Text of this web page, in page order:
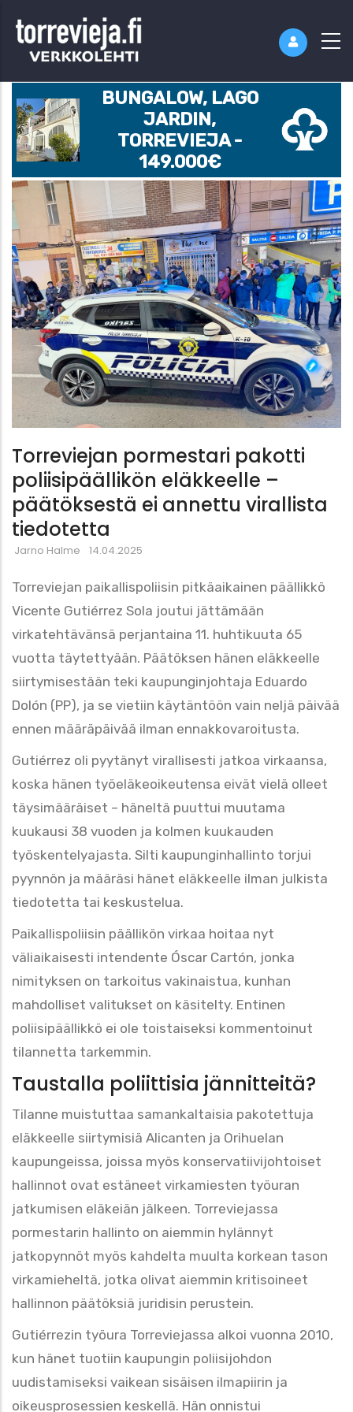
BUNGALOW, LAGO
JARDIN,
TORREVIEJA -
149.000€
Torreviejan pormestari pakotti
poliisipäällikön eläkkeelle –
päätöksestä ei annettu virallista
tiedotetta
Jarno Halme 14.04.2025
Torreviejan paikallispoliisin pitkäaikainen päällikkö
Vicente Gutiérrez Sola joutui jättämään
virkatehtävänsä perjantaina 11. huhtikuuta 65
vuotta täytettyään. Päätöksen hänen eläkkeelle
siirtymisestään teki kaupunginjohtaja Eduardo
Dolón (PP), ja se vietiin käytäntöön vain neljä päivää
ennen määräpäivää ilman ennakkovaroitusta.
Gutiérrez oli pyytänyt virallisesti jatkoa virkaansa,
koska hänen työeläkeoikeutensa eivät vielä olleet
täysimääräiset – häneltä puuttui muutama
kuukausi 38 vuoden ja kolmen kuukauden
työskentelyajasta. Silti kaupunginhallinto torjui
pyynnön ja määräsi hänet eläkkeelle ilman julkista
tiedotetta tai keskustelua.
Paikallispoliisin päällikön virkaa hoitaa nyt
väliaikaisesti intendente Óscar Cartón, jonka
nimityksen on tarkoitus vakinaistua, kunhan
mahdolliset valitukset on käsitelty. Entinen
poliisipäällikkö ei ole toistaiseksi kommentoinut
tilannetta tarkemmin.
Taustalla poliittisia jännitteitä?
Tilanne muistuttaa samankaltaisia pakotettuja
eläkkeelle siirtymisiä Alicanten ja Orihuelan
kaupungeissa, joissa myös konservatiivijohtoiset
hallinnot ovat estäneet virkamiesten työuran
jatkumisen eläkeiän jälkeen. Torreviejassa
pormestarin hallinto on aiemmin hylännyt
jatkopynnöt myös kahdelta muulta korkean tason
virkamieheltä, jotka olivat aiemmin kritisoineet
hallinnon päätöksiä juridisin perustein.
Gutiérrezin työura Torreviejassa alkoi vuonna 2010,
kun hänet tuotiin kaupungin poliisijohdon
uudistamiseksi vaikean sisäisen ilmapiirin ja
oikeusprosessien keskellä. Hän onnistui